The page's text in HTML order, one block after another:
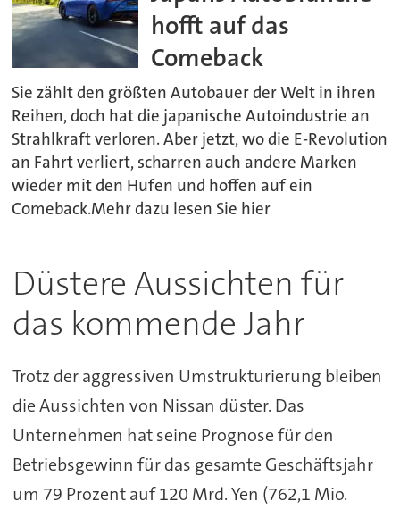
hofft auf das
Comeback
Sie zählt den größten Autobauer der Welt in ihren
Reihen, doch hat die japanische Autoindustrie an
Strahlkraft verloren. Aber jetzt, wo die E-Revolution
an Fahrt verliert, scharren auch andere Marken
wieder mit den Hufen und hoffen auf ein
Comeback.Mehr dazu lesen Sie hier
Düstere Aussichten für
das kommende Jahr
Trotz der aggressiven Umstrukturierung bleiben
die Aussichten von Nissan düster. Das
Unternehmen hat seine Prognose für den
Betriebsgewinn für das gesamte Geschäftsjahr
um 79 Prozent auf 120 Mrd. Yen (762,1 Mio.